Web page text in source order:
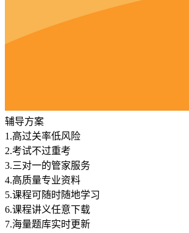
辅导方案
1.高过关率低风险
2.考试不过重考
3.三对一的管家服务
4.高质量专业资料
5.课程可随时随地学习
6.课程讲义任意下载
7.海量题库实时更新